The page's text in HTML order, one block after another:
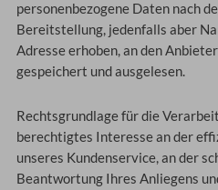
personenbezogene Daten nach
Bereitstellung, jedenfalls aber
Adresse erhoben, an den
gespeichert und ausgelesen.
Rechtsgrundlage für die
berechtigtes Interesse an der
unseres Kundenservice, an der
Beantwortung Ihres Anliegens